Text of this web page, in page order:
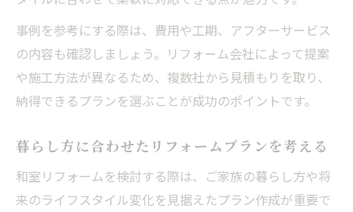
事例を参考にする際は、費用や工期、アフターサービス
の内容も確認しましょう。リフォーム会社によって提案
や施工方法が異なるため、複数社から見積もりを取り、
納得できるプランを選ぶことが成功のポイントです。
暮らし方に合わせたリフォームプランを考える
和室リフォームを検討する際は、ご家族の暮らし方や将
来のライフスタイル変化を見据えたプラン作成が重要で